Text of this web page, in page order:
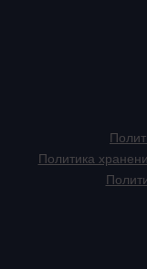
Политика